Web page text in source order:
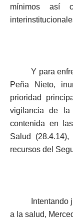
mínimos así
Y para
Peña Nieto,
prioridad
vigilancia de la
contenida en
Salud
recursos del
Intentando
a la salud,